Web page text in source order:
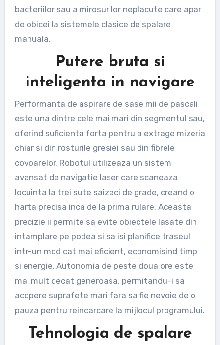
bacteriilor sau a mirosurilor neplacute care apar
de obicei la sistemele clasice de spalare
manuala.
Putere bruta si
inteligenta in navigare
Performanta de aspirare de sase mii de pascali
este una dintre cele mai mari din segmentul sau,
oferind suficienta forta pentru a extrage mizeria
chiar si din rosturile gresiei sau din fibrele
covoarelor. Robotul utilizeaza un sistem
avansat de navigatie laser care scaneaza
locuinta la trei sute saizeci de grade, creand o
harta precisa inca de la prima rulare. Aceasta
precizie ii permite sa evite obiectele lasate din
intamplare pe podea si sa isi planifice traseul
intr-un mod cat mai eficient, economisind timp
si energie. Autonomia de peste doua ore este
mai mult decat generoasa, permitandu-i sa
acopere suprafete mari fara sa fie nevoie de o
pauza pentru reincarcare la mijlocul programului.
Tehnologia de spalare